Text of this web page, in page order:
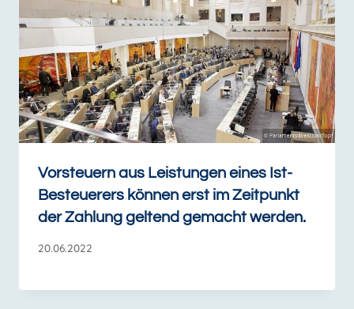
Vorsteuern aus Leistungen eines Ist-
Besteuerers können erst im Zeitpunkt
der Zahlung geltend gemacht werden.
20.06.2022